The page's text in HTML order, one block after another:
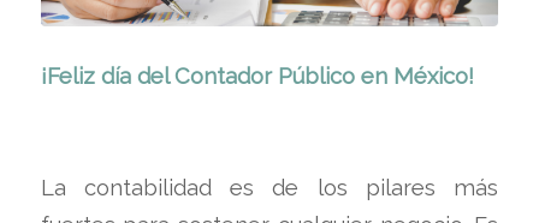
¡Feliz día delContador Público en México!
La contabilidad es de los pilares más